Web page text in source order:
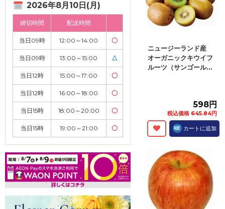
2026年8月10日(月)
締切時間 配送時間
当日09時 12:00～14:00 〇
当日09時 13:00～15:00 △
当日12時 15:00～17:00 〇
当日12時 16:00～18:00 〇
当日15時 18:00～20:00 〇
当日15時 19:00～21:00 〇
ニュージーランド産
オーガニックキウイフ
ルーツ（サンゴール...
598円
税込価格 645.84円
カートに追加